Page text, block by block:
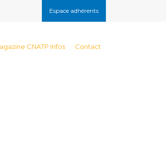
Espace adhérents
CNATP Infos Contact